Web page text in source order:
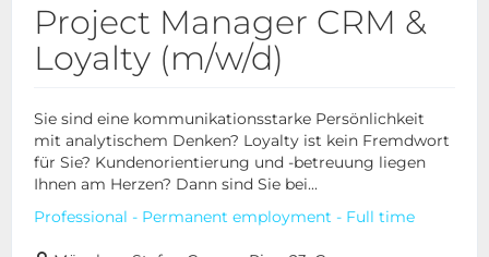
Project Manager CRM &
Loyalty (m/w/d)
Sie sind eine kommunikationsstarke Persönlichkeit
mit analytischem Denken? Loyalty ist kein Fremdwort
für Sie? Kundenorientierung und -betreuung liegen
Ihnen am Herzen? Dann sind Sie bei...
Professional - Permanent employment - Full time